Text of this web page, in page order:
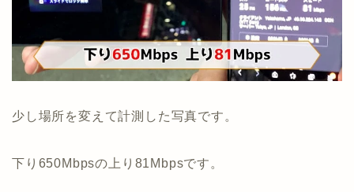
少し場所を変えて計測した写真です。
下り650Mbpsの上り81Mbpsです。